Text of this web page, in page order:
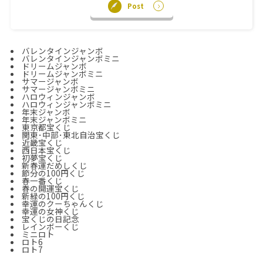
Post
バレンタインジャンボ
バレンタインジャンボミニ
ドリームジャンボ
ドリームジャンボミニ
サマージャンボ
サマージャンボミニ
ハロウィンジャンボ
ハロウィンジャンボミニ
年末ジャンボ
年末ジャンボミニ
東京都宝くじ
関東･中部･東北自治宝くじ
近畿宝くじ
西日本宝くじ
初夢宝くじ
新春運だめしくじ
節分の100円くじ
春一番くじ
春の開運宝くじ
新緑の100円くじ
幸運のクーちゃんくじ
幸運の女神くじ
宝くじの日記念
レインボーくじ
ミニロト
ロト6
ロト7